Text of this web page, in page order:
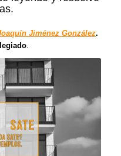
Jiménez González.
.